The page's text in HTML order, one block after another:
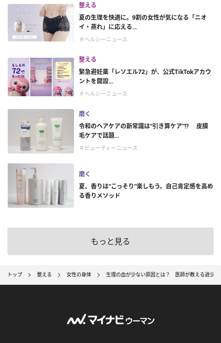
整える
夏の生理を快適に。9割の女性が気になる「ニオ
イ・蒸れ」に応える...
＃ヘルシーニュース
整える
緊急避妊薬「レソエル72」が、公式TikTokアカウ
ントを開設...
＃ヘルシーニュース
磨く
令和のヘアケアの新常識は“引き算ケア”!? 皮膜
毛ケアで話題...
＃ビューティーニュース
磨く
夏、香りは“こっそり”楽しもう。自己肯定感を高め
る香りメソッド
もっと見る
トップ 整える 女性の身体 生理の血が少ない原因とは？ 医師が教える過少月